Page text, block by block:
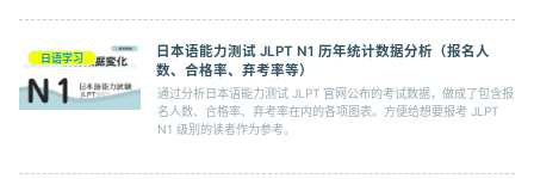
日语学习
日本语能力测试 JLPT N1 历年统计数据分析（报名人
数、合格率、弃考率等）
通过分析日本语能力测试 JLPT 官网公布的考试数据，做成了包含报
名人数、合格率、弃考率在内的各项图表。方便给想要报考 JLPT
N1 级别的读者作为参考。